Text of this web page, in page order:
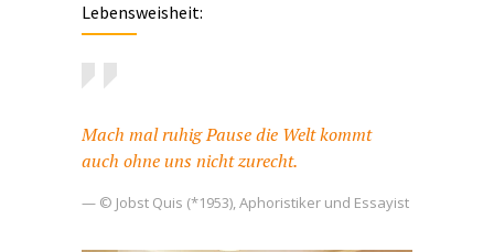
Lebensweisheit:
Mach mal ruhig Pause die Welt kommt
auch ohne uns nicht zurecht.
— © Jobst Quis (*1953), Aphoristiker und Essayist